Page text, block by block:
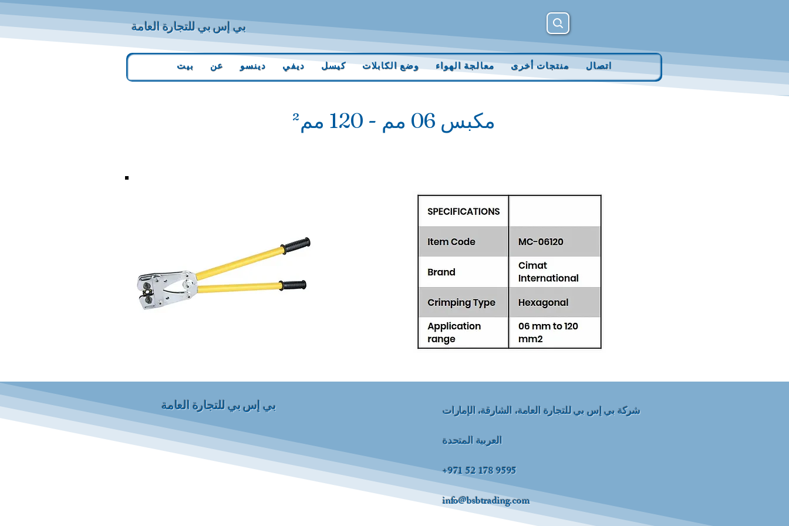
بي إس بي للتجارة العامة
بيت عن دينسو ديفي كيسل وضع الكابلات معالجة الهواء منتجات أخرى اتصال
مكبس 06 مم - 120 مم²
بي إس بي للتجارة العامة
شركة بي إس بي للتجارة العامة، الشارقة، الإمارات
العربية المتحدة
+971 52 178 9595
info@bsbtrading.com